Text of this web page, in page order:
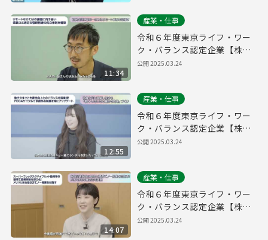
11:34
産業・仕事
令和６年度東京ライフ・ワー
ク・バランス認定企業【株式
会社プログレス】
公開2025.03.24
12:55
産業・仕事
令和６年度東京ライフ・ワー
ク・バランス認定企業【株式
会社パーキングマーケット】
公開2025.03.24
14:07
産業・仕事
令和６年度東京ライフ・ワー
ク・バランス認定企業【株式
会社ソウブン・ドットコム】
公開2025.03.24